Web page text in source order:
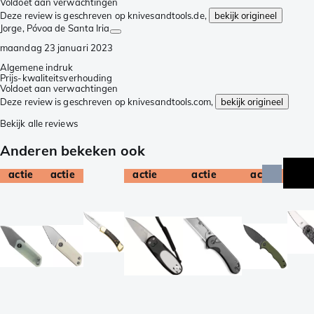
Deze review is geschreven op knivesandtools.de,
bekijk origineel
Jorge, Póvoa de Santa Iria
maandag 23 januari 2023
Algemene indruk
Prijs-kwaliteitsverhouding
Voldoet aan verwachtingen
Deze review is geschreven op knivesandtools.com,
bekijk origineel
Bekijk alle reviews
Anderen bekeken ook
actie actie actie actie actie